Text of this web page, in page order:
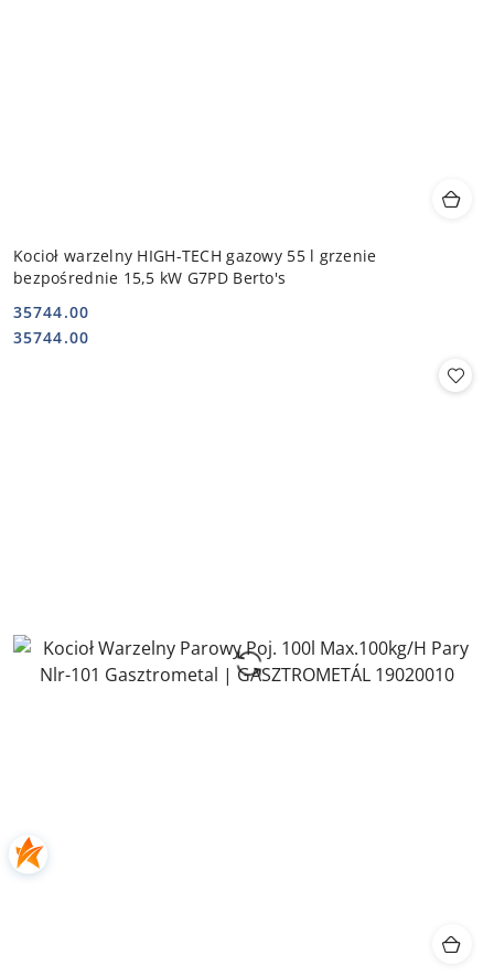
Kocioł warzelny HIGH-TECH gazowy 55 l grzenie
bezpośrednie 15,5 kW G7PD Berto's
Cena:
35744.00
Cena:
35744.00